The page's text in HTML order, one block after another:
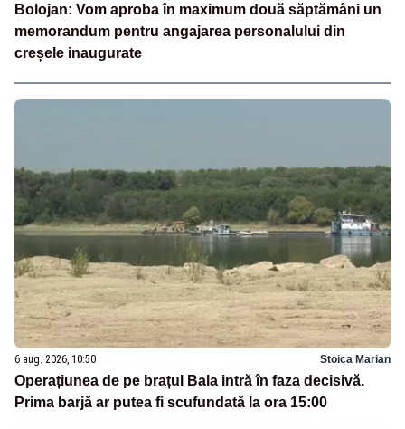
Bolojan: Vom aproba în maximum două săptămâni un
memorandum pentru angajarea personalului din
creșele inaugurate
6 aug. 2026, 10:50 Stoica Marian
Operațiunea de pe brațul Bala intră în faza decisivă.
Prima barjă ar putea fi scufundată la ora 15:00